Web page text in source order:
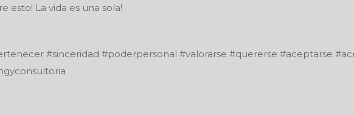
esto! La vida es una sola!
#sinceridad #poderpersonal #valorarse #quererse #aceptarse